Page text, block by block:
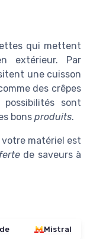
qui mettent
extérieur. Par
une cuisson
des crêpes
sont
bons produits.
votre matériel est
de saveurs à
Mistral